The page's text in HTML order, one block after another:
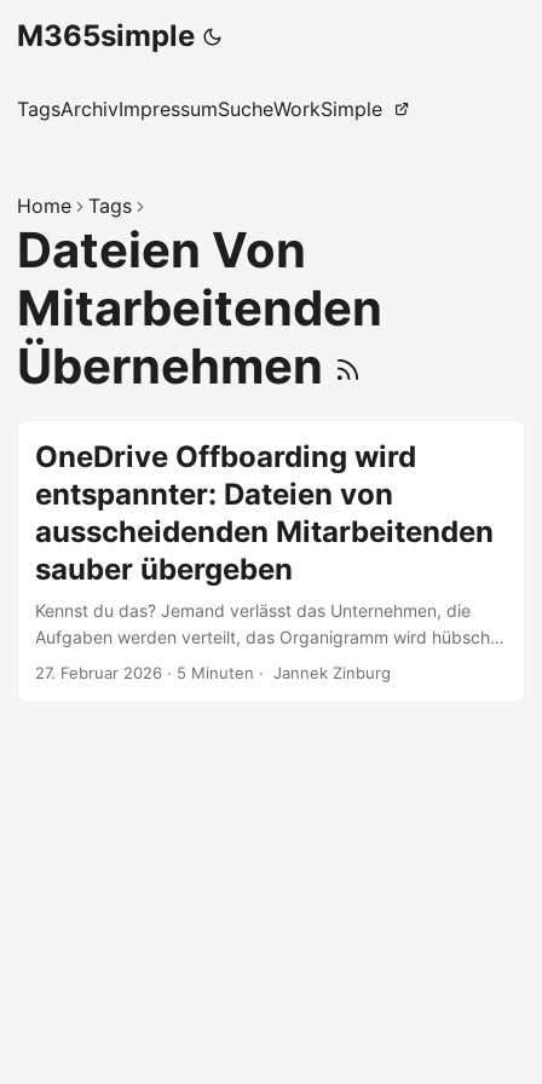
M365simple
TagsArchivImpressumSucheWorkSimple
Home Tags
Dateien Von
Mitarbeitenden
Übernehmen
OneDrive Offboarding wird
entspannter: Dateien von
ausscheidenden Mitarbeitenden
sauber übergeben
Kennst du das? Jemand verlässt das Unternehmen, die
Aufgaben werden verteilt, das Organigramm wird hübsch
aktualisiert. Und dann kommt die eigentliche Frage, meist
27. Februar 2026 · 5 Minuten · Jannek Zinburg